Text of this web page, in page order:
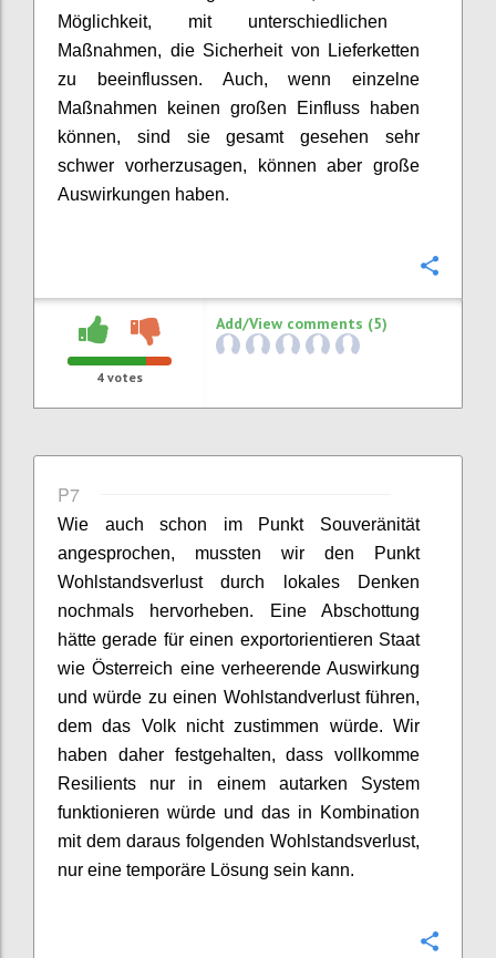
Möglichkeit, mit unterschiedlichen
Maßnahmen, die Sicherheit von
Lieferketten
zu beeinflussen. Auch, wenn einzelne
Maßnahmen keinen großen Einfluss haben
können, sind sie gesamt gesehen
sehr
schwer vorherzusagen, könnenaber große
Auswirkungen haben.
4 votes
Add/View comments (5)
P7
Wie auch schon im Punkt Souveränität
angesprochen, mussten wir den
Punkt
Wohlstandsverlust durch lokales Denken
nochmals hervorheben. Eine Abschottung
hätte gerade füreinen exportorientieren Staat
wie Österreich eine verheerende Auswirkung
und würde zu einen Wohlstandverlust führen,
dem das Volk nicht zustimmen würde. Wir
haben daher festgehalten, dass vollkomme
Resilients nur in einem autarken System
funktionieren würde und das in Kombination
mit dem daraus folgenden Wohlstandsverlust,
nur eine temporäre Lösung sein kann.